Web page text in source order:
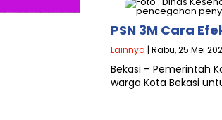
PSN 3M Cara
Lainnya | Rabu, 25 Mei
Bekasi – Pemerintah
warga Kota Bekasi